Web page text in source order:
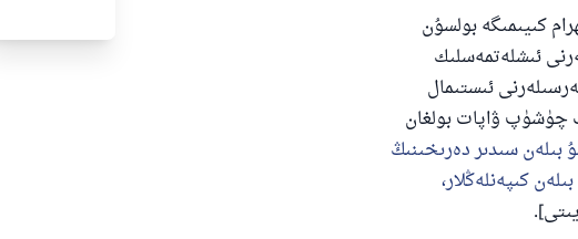
كىيىمىگە بولسۇن
ئىشلەتمەسلىك
ئىستىمال
چۈشۈپ ۋاپات بولغان
بىلەن سىدىر دەرىخىنىڭ
كىپەنلەڭلار،